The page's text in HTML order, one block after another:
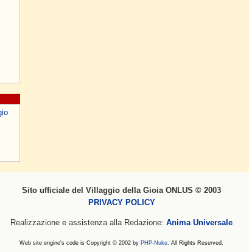
Sito ufficiale del Villaggio della Gioia ONLUS © 2003
PRIVACY POLICY
Realizzazione e assistenza alla Redazione: Anima Universale
Web site engine's code is Copyright © 2002 by PHP-Nuke. All Rights Reserved.